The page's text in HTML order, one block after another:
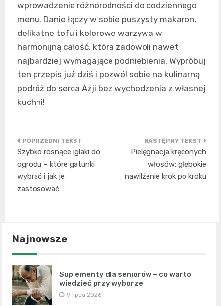
wprowadzenie różnorodności do codziennego
menu. Danie łączy w sobie puszysty makaron,
delikatne tofu i kolorowe warzywa w
harmonijną całość, która zadowoli nawet
najbardziej wymagające podniebienia. Wypróbuj
ten przepis już dziś i pozwól sobie na kulinarną
podróż do serca Azji bez wychodzenia z własnej
kuchni!
Nawigacja
wpisu
Szybko rosnące iglaki do
ogrodu – które gatunki
wybrać i jak je
zastosować
Pielęgnacja kręconych
włosów: głębokie
nawilżenie krok po kroku
Najnowsze
Suplementy dla seniorów – co warto
wiedzieć przy wyborze
9 lipca 2026